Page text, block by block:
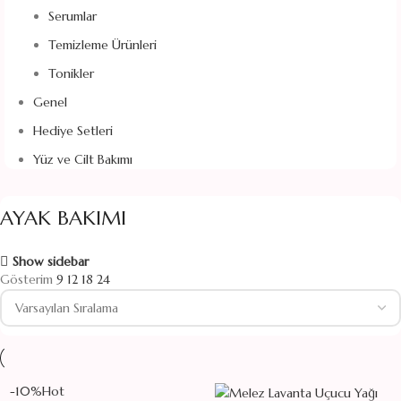
Serumlar
Temizleme Ürünleri
Tonikler
Genel
Hediye Setleri
Yüz ve Cilt Bakımı
AYAK BAKIMI
Show sidebar
Gösterim 9 12 18 24
-10%Hot